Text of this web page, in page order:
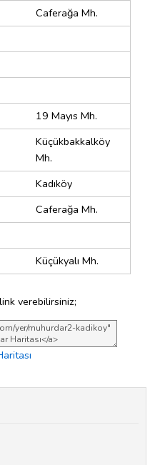
Caferağa Mh.
19 Mayıs Mh.
Küçükbakkalköy
Mh.
Kadıköy
Caferağa Mh.
Küçükyalı Mh.
verebilirsiniz;